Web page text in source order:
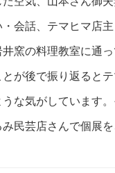
会話、テマヒマ店
窯の料理教室に通
が後で振り返ると
うな気がしています
民芸店さんで個展